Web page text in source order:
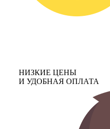
НИЗКИЕ ЦЕНЫ
И УДОБНАЯ ОПЛАТА